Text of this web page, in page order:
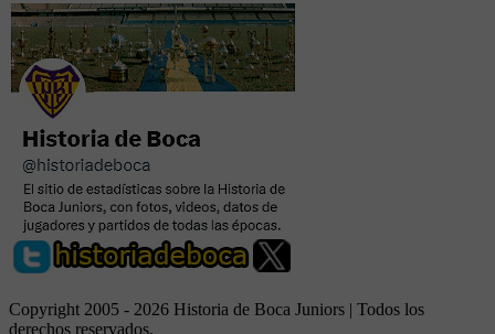
Copyright 2005 - 2026 Historia de Boca Juniors | Todos los
derechos reservados.